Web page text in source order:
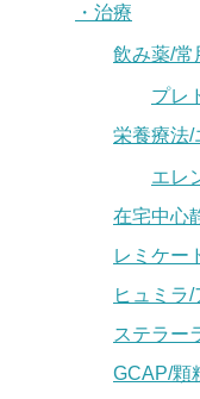
・治療
飲み薬/常
プレ
栄養療法/
エレ
在宅中心
レミケー
ヒュミラ
ステラー
GCAP/顆